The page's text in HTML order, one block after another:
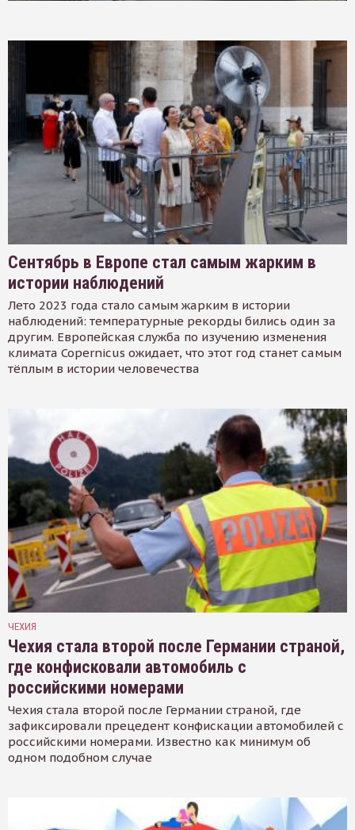
Сентябрь в Европе стал самым жарким в
истории наблюдений
Лето 2023 года стало самым жарким в истории
наблюдений: температурные рекорды бились один за
другим. Европейская служба по изучению изменения
климата Copernicus ожидает, что этот год станет самым
тёплым в истории человечества
ЧЕХИЯ
Чехия стала второй после Германии страной,
где конфисковали автомобиль с
российскими номерами
Чехия стала второй после Германии страной, где
зафиксировали прецедент конфискации автомобилей с
российскими номерами. Известно как минимум об
одном подобном случае